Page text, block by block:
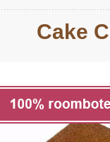
Cake